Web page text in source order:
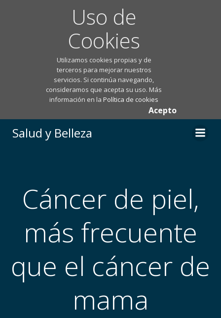
Uso de
Cookies
Utilizamos cookies propias y de
terceros para mejorar nuestros
servicios. Si continúa navegando,
consideramos que acepta su uso. Más
información en laPolítica de cookies
Acepto
Salud y Belleza
Cáncer de piel,
más frecuente
que el cáncer de
mama